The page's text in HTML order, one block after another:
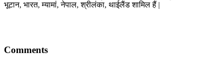
भूटान, भारत, म्यामां, नेपाल, श्रीलंका, थाईलैंड शामिल हैं |
Comments